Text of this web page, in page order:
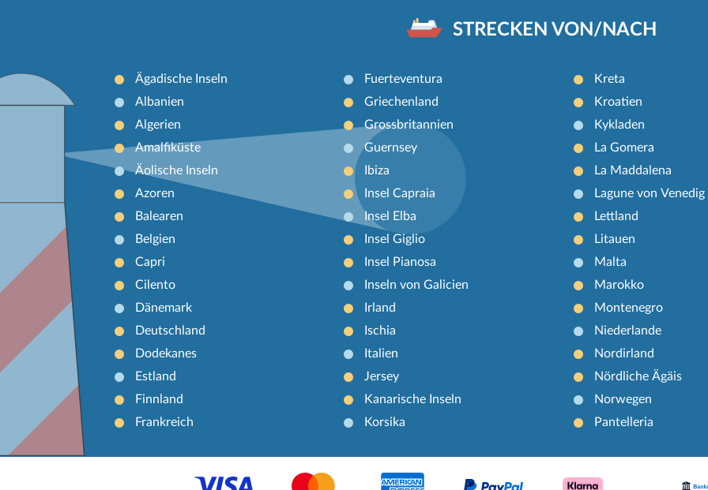
STRECKEN VON/NACH
Ägadische Inseln
Albanien
Algerien
Amalfiküste
Äolische Inseln
Azoren
Balearen
Belgien
Capri
Cilento
Dänemark
Deutschland
Dodekanes
Estland
Finnland
Frankreich
Fuerteventura
Griechenland
Grossbritannien
Guernsey
Ibiza
Insel Capraia
Insel Elba
Insel Giglio
Insel Pianosa
Inseln von Galicien
Irland
Ischia
Italien
Jersey
Kanarische Inseln
Korsika
Kreta
Kroatien
Kykladen
La Gomera
La Maddalena
Lagune von Venedig
Lettland
Litauen
Malta
Marokko
Montenegro
Niederlande
Nordirland
Nördliche Ägäis
Norwegen
Pantelleria